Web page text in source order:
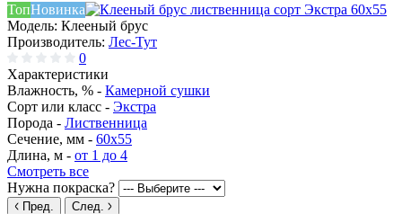
ТопНовинка
Модель: Клееный брус
Производитель: Лес-Тут
0
Характеристики
Влажность, % - Камерной сушки
Сорт или класс - Экстра
Порода - Лиственница
Сечение, мм - 60x55
Длина, м - от 1 до 4
Смотреть все
Нужна покраска?
Пред. След.